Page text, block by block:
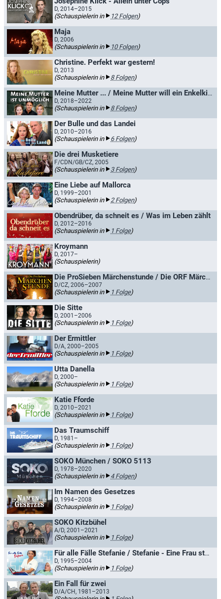
D, 2014–2015
(Schauspielerin in 12 Folgen)
Maja
D, 2006
(Schauspielerin in 10 Folgen)
Christine. Perfekt war gestern!
D, 2013
(Schauspielerin in 8 Folgen)
Meine Mutter ... / Meine Mutter will ein Enkelkind
D, 2018–2022
(Schauspielerin in 8 Folgen)
Der Bulle und das Landei
D, 2010–2016
(Schauspielerin in 6 Folgen)
Die drei Musketiere
F/CDN/GB/CZ, 2005
(Schauspielerin in 3 Folgen)
Eine Liebe auf Mallorca
D, 1999–2001
(Schauspielerin in 2 Folgen)
Obendrüber, da schneit es / Was im Leben zählt
D, 2012–2016
(Schauspielerin in 1 Folge)
Kroymann
D, 2017–
(Schauspielerin)
Die ProSieben Märchenstunde / Die ORF Märchenstunde
D/CZ, 2006–2007
(Schauspielerin in 1 Folge)
Die Sitte
D, 2001–2006
(Schauspielerin in 1 Folge)
Der Ermittler
D/A, 2000–2005
(Schauspielerin in 1 Folge)
Utta Danella
D, 2000–
(Schauspielerin in 1 Folge)
Katie Fforde
D, 2010–2021
(Schauspielerin in 1 Folge)
Das Traumschiff
D, 1981–
(Schauspielerin in 1 Folge)
SOKO München / SOKO 5113
D, 1978–2020
(Schauspielerin in 4 Folgen)
Im Namen des Gesetzes
D, 1994–2008
(Schauspielerin in 1 Folge)
SOKO Kitzbühel
A/D, 2001–2021
(Schauspielerin in 1 Folge)
Für alle Fälle Stefanie / Stefanie - Eine Frau startet durch
D, 1995–2004
(Schauspielerin in 1 Folge)
Ein Fall für zwei
D/A/CH, 1981–2013